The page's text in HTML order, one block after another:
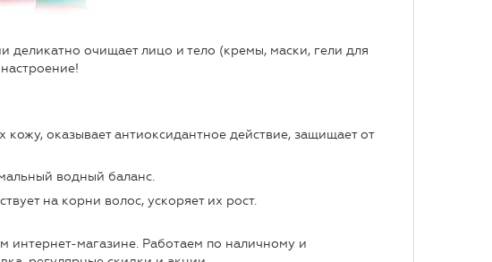
очищает лицо и тело (кремы, маски, гели для
оказывает антиоксидантное действие, защищает от
водный баланс.
на корни волос, ускоряет их рост.
интернет-магазине. Работаем по наличному и